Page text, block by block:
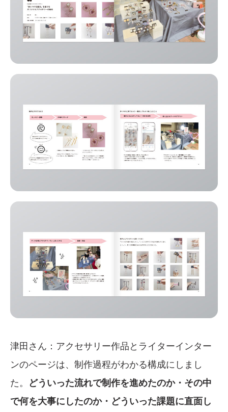
津田さん：アクセサリー作品とライターインター
ンのページは、制作過程がわかる構成にしまし
た。
どういった流れで制作を進めたのか・その中
で何を大事にしたのか・どういった課題に直面し